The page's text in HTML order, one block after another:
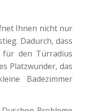
Ihnen nicht nur
Dadurch, dass
für den Türradius
Platzwunder, das
Badezimmer